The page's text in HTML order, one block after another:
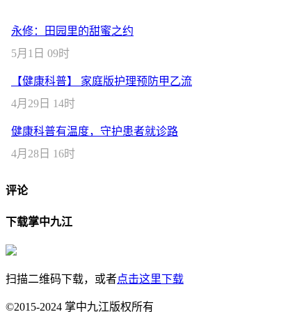
永修：田园里的甜蜜之约
5月1日 09时
【健康科普】 家庭版护理预防甲乙流
4月29日 14时
健康科普有温度，守护患者就诊路
4月28日 16时
评论
下载掌中九江
扫描二维码下载，或者点击这里下载
©2015-2024 掌中九江版权所有